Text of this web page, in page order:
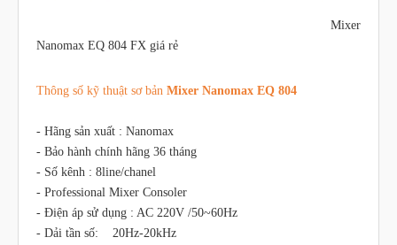
Mixer
Nanomax EQ 804 FX giá rẻ
Thông số kỹ thuật sơ bản Mixer Nanomax EQ 804
- Hãng sản xuất : Nanomax
- Bảo hành chính hãng 36 tháng
- Số kênh : 8line/chanel
- Professional Mixer Consoler
- Điện áp sử dụng : AC 220V /50~60Hz
- Dải tần số: 20Hz-20kHz